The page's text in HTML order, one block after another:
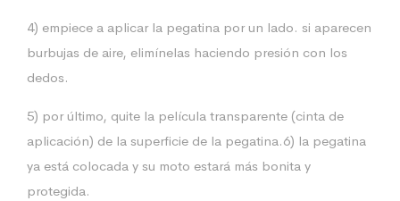
4) empiece a aplicar la pegatina por un lado. si aparecen
burbujas de aire, elimínelas haciendo presión con los
dedos.
5) por último, quite la película transparente (cinta de
aplicación) de la superficie de la pegatina.6) la pegatina
ya está colocada y su moto estará más bonita y
protegida.